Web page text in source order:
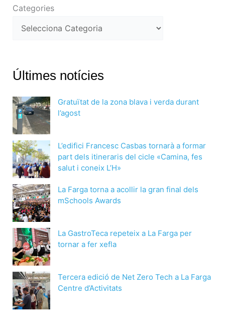
Categories
Últimes notícies
Gratuïtat de la zona blava i verda durant
l’agost
L’edifici Francesc Casbas tornarà a formar
part dels itineraris del cicle «Camina, fes
salut i coneix L’H»
La Farga torna a acollir la gran final dels
mSchools Awards
La GastroTeca repeteix a La Farga per
tornar a fer xefla
Tercera edició de Net Zero Tech a La Farga
Centre d’Activitats